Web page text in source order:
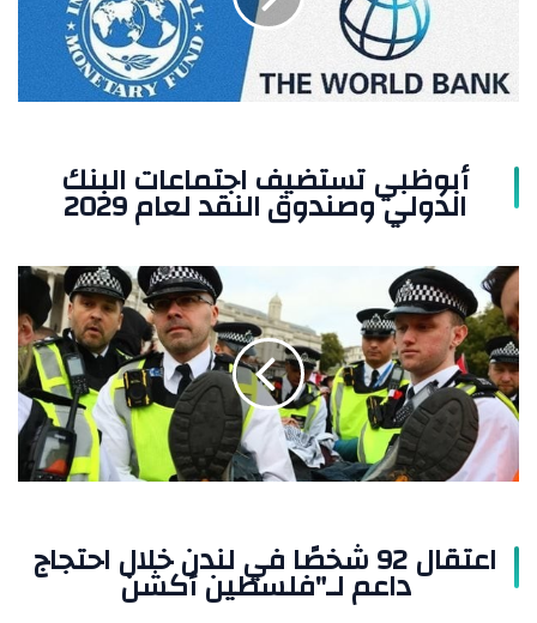
لعام
2029
أبوظبي تستضيف اجتماعات البنك
الدولي وصندوق النقد لعام 2029
اعتقال
92
شخصًا
في
لندن
خلال
احتجاج
داعم
لـ"فلسطين
اعتقال 92 شخصًا في لندن خلال احتجاج
داعم لـ"فلسطين أكشن